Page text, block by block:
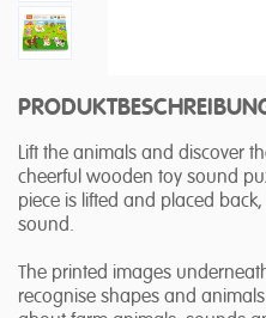
Lift the animals and discover
cheerful wooden toy sound
piece is lifted and placed
sound.
The printed images
recognise shapes and